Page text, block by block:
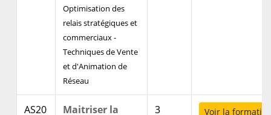
Optimisation des
relais stratégiques et
commerciaux -
Techniques de Vente
et d'Animation de
Réseau
AS20 Maitriser la 3 Voir la